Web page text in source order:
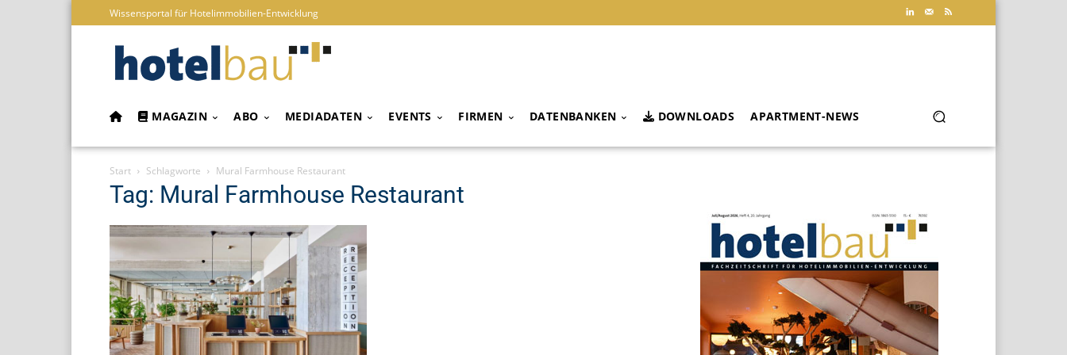
Wissensportal für Hotelimmobilien-Entwicklung
MAGAZIN ABO MEDIADATEN EVENTS FIRMEN DATENBANKEN DOWNLOADS APARTMENT-NEWS
Start Schlagworte Mural Farmhouse Restaurant
Tag: Mural Farmhouse Restaurant